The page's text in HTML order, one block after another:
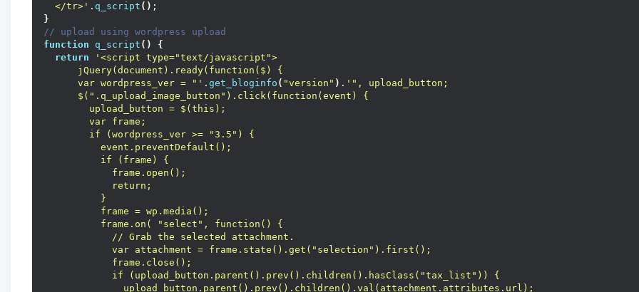
  </tr>'
. q_script () ;
}
// upload using wordpress upload
function
q_script ()
{
return
'<script type="text/javascript">
      jQuery(document).ready(function($) {
      var wordpress_ver = "'
. get_bloginfo ( "version" ) . '", upload_button;
      $(".q_upload_image_button").click(function(event) {
        upload_button = $(this);
        var frame;
        if (wordpress_ver >= "3.5") {
          event.preventDefault();
          if (frame) {
            frame.open();
            return;
          }
          frame = wp.media();
          frame.on( "select", function() {
            // Grab the selected attachment.
            var attachment = frame.state().get("selection").first();
            frame.close();
            if (upload_button.parent().prev().children().hasClass("tax_list")) {
              upload_button.parent().prev().children().val(attachment.attributes.url);